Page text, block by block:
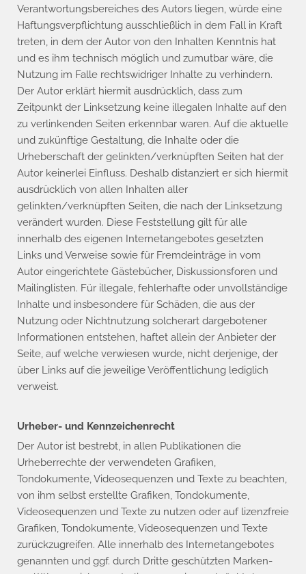
Verantwortungsbereiches des Autors liegen, würde eine
Haftungsverpflichtung ausschließlich in dem Fall in Kraft
treten, in dem der Autor von den Inhalten Kenntnis hat
und es ihm technisch möglich und zumutbar wäre, die
Nutzung im Falle rechtswidriger Inhalte zu verhindern.
Der Autor erklärt hiermit ausdrücklich, dass zum
Zeitpunkt der Linksetzung keine illegalen Inhalte auf den
zu verlinkenden Seiten erkennbar waren. Auf die aktuelle
und zukünftige Gestaltung, die Inhalte oder die
Urheberschaft der gelinkten/verknüpften Seiten hat der
Autor keinerlei Einfluss. Deshalb distanziert er sich hiermit
ausdrücklich von allen Inhalten aller
gelinkten/verknüpften Seiten, die nach der Linksetzung
verändert wurden. Diese Feststellung gilt für alle
innerhalb des eigenen Internetangebotes gesetzten
Links und Verweise sowie für Fremdeinträge in vom
Autor eingerichtete Gästebücher, Diskussionsforen und
Mailinglisten. Für illegale, fehlerhafte oder unvollständige
Inhalte und insbesondere für Schäden, die aus der
Nutzung oder Nichtnutzung solcherart dargebotener
Informationen entstehen, haftet allein der Anbieter der
Seite, auf welche verwiesen wurde, nicht derjenige, der
über Links auf die jeweilige Veröffentlichung lediglich
verweist.
Urheber- und Kennzeichenrecht
Der Autor ist bestrebt, in allen Publikationen die
Urheberrechte der verwendeten Grafiken,
Tondokumente, Videosequenzen und Texte zu beachten,
von ihm selbst erstellte Grafiken, Tondokumente,
Videosequenzen und Texte zu nutzen oder auf lizenzfreie
Grafiken, Tondokumente, Videosequenzen und Texte
zurückzugreifen. Alle innerhalb des Internetangebotes
genannten und ggf. durch Dritte geschützten Marken-